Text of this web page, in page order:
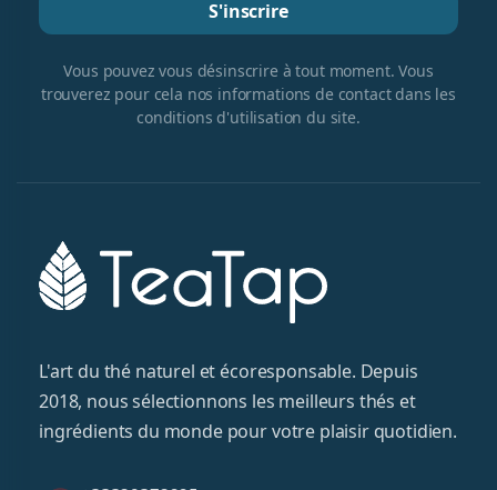
S'inscrire
Vous pouvez vous désinscrire à tout moment. Vous
trouverez pour cela nos informations de contact dans les
conditions d'utilisation du site.
L'art du thé naturel et écoresponsable. Depuis
2018, nous sélectionnons les meilleurs thés et
ingrédients du monde pour votre plaisir quotidien.